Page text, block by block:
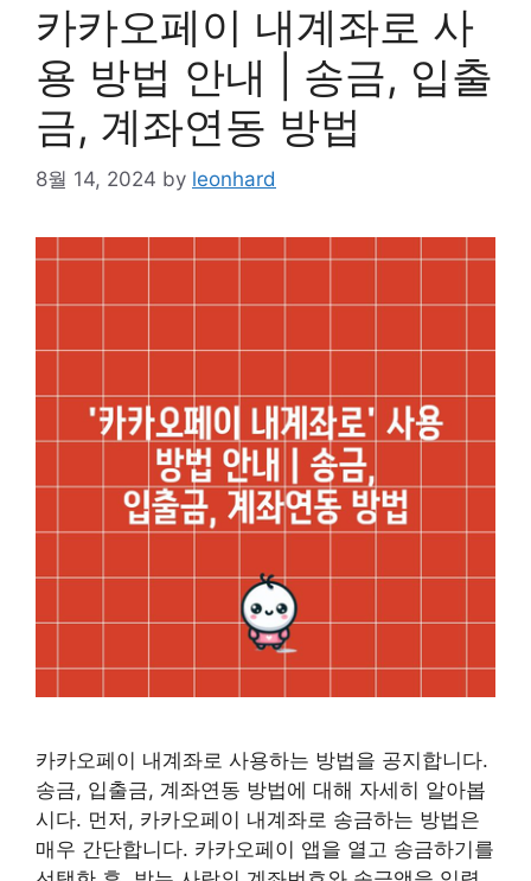
카카오페이 내계좌로 사
용 방법 안내 | 송금, 입출
금, 계좌연동 방법
8월 14, 2024 by leonhard
카카오페이 내계좌로 사용하는 방법을 공지합니다.
송금, 입출금, 계좌연동 방법에 대해 자세히 알아봅
시다. 먼저, 카카오페이 내계좌로 송금하는 방법은
매우 간단합니다. 카카오페이 앱을 열고 송금하기를